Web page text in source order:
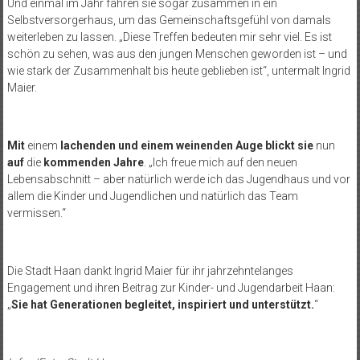
Und einmal im Jahr fahren sie sogar zusammen in ein
Selbstversorgerhaus, um das Gemeinschaftsgefühl von damals
weiterleben zu lassen. „Diese Treffen bedeuten mir sehr viel. Es ist
schön zu sehen, was aus den jungen Menschen geworden ist – und
wie stark der Zusammenhalt bis heute geblieben ist“, untermalt Ingrid
Maier.
Miteinem lachenden und einem weinenden Auge blickt sienun
aufdie kommenden Jahre. „Ich freue mich auf den neuen
Lebensabschnitt – aber natürlich werde ich das Jugendhaus und vor
allem die Kinder und Jugendlichen und natürlich das Team
vermissen.“
Die Stadt Haan dankt Ingrid Maier für ihr jahrzehntelanges
Engagement und ihren Beitrag zur Kinder- und Jugendarbeit Haan:
„Sie hat Generationen begleitet, inspiriert und unterstützt.“